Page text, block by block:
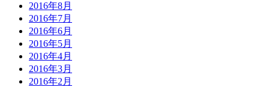
2016年8月
2016年7月
2016年6月
2016年5月
2016年4月
2016年3月
2016年2月